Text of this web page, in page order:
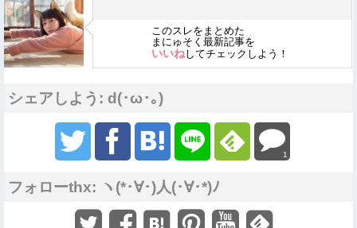
このスレをまとめた
まにゅそく最新記事を
いいねしてチェックしよう！
シェアしよう: d(･ω･｡)
1
フォローthx: ヽ(*･∀･)人(･∀･*)ﾉ